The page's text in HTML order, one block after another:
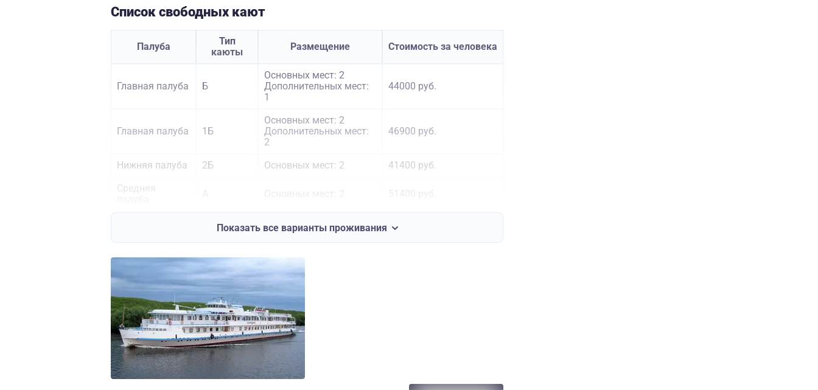
Список свободных кают
Палуба
Тип
каюты
Размещение Стоимость за человека
Главная палуба Б
Основных мест: 2
Дополнительных мест:
1
44000 руб.
Главная палуба 1Б
Основных мест: 2
Дополнительных мест:
2
46900 руб.
Нижняя палуба 2Б Основных мест: 2
41400 руб.
Средняя
Люкс
Дополнительных мест:
72000 руб.
Показать все варианты проживания